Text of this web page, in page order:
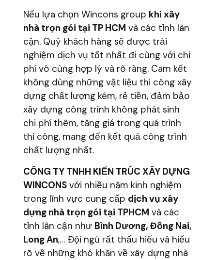
Nếu lựa chọn Wincons group khi xây
nhà trọn gói tại TP HCM và các tỉnh lân
cận. Quý khách hàng sẽ được trải
nghiệm dịch vụ tốt nhất đi cùng với chi
phí vô cùng hợp lý và rõ ràng. Cam kết
không dùng những vật liệu thi công xây
dựng chất lượng kém, rẻ tiền, đảm bảo
xây dựng công trình không phát sinh
chi phí thêm, tăng giá trong quá trình
thi công, mang đến kết quả công trình
chất lượng nhất.
CÔNG TY TNHH KIẾN TRÚC XÂY DỰNG
WINCONS với nhiều năm kinh nghiệm
trong lĩnh vực cung cấp dịch vụ xây
dựng nhà trọn gói tại TPHCM và các
tỉnh lân cận như Bình Dương, Đồng Nai,
Long An,… Đội ngũ rất thấu hiểu và hiểu
rõ về những khó khăn về xây dựng nhà